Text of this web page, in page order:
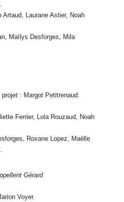
Laurane Astier, Noah
Maïlys Desforges, Mila
: Margot Petitrenaud.
Ferrier, Lola Rouzaud, Noah
Roxane Lopez, Maëlle
Gérard
Voyer.